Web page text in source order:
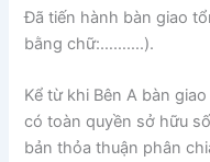
Đã tiến hành bàn giao
bằng chữ:……….).
Kể từ khi Bên A bàn
có toàn quyền sở hữu
bản thỏa thuận phân